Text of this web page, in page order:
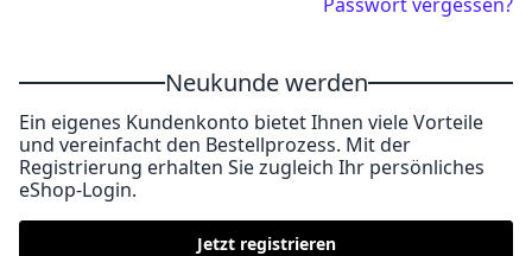
Neukunde werden
Ein eigenes Kundenkonto bietet Ihnen viele Vorteile
und vereinfacht den Bestellprozess. Mit der
Registrierung erhalten Sie zugleich Ihr persönliches
eShop-Login.
Jetzt registrieren